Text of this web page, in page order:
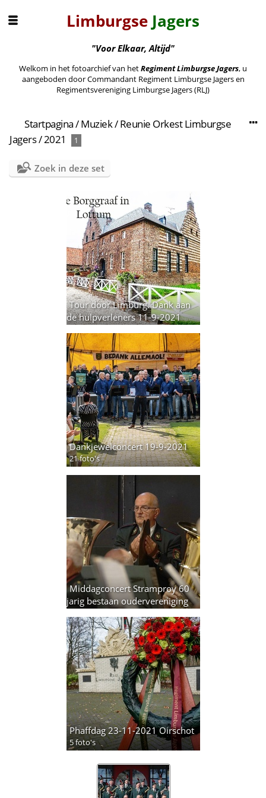
Limburgse Jagers
"Voor Elkaar, Altijd"
Welkom in het fotoarchief van hetRegiment Limburgse Jagers, u
aangeboden door Commandant Regiment Limburgse Jagers en
Regimentsvereniging Limburgse Jagers (RLJ)
Startpagina/Muziek/Reunie Orkest Limburgse
Jagers/2021 1
Zoek in deze set
Tour door Limburg. Dank aan
de hulpverleners 11-9-2021
Dankjewelconcert 19-9-2021
21 foto's
Middagconcert Stramproy 60
jarig bestaan oudervereniging
24 foto's
Phaffdag 23-11-2021 Oirschot
5 foto's